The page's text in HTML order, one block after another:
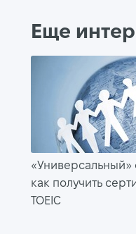
Еще
«Универсальный»
как получить
TOEIC